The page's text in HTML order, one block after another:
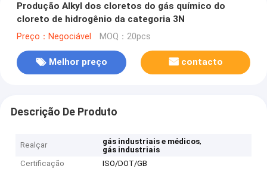
Produção Alkyl dos cloretos do gás químico do
cloreto de hidrogênio da categoria 3N
Preço：Negociável MOQ：20pcs
Melhor preço contacto
Descrição De Produto
Realçar gás industriais e médicos,
gás industriais
Certificação
ISO/DOT/GB